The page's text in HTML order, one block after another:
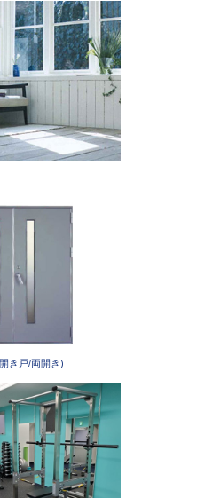
き戸/両開き)